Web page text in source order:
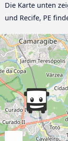
Die Karte unten
und Recife, PE